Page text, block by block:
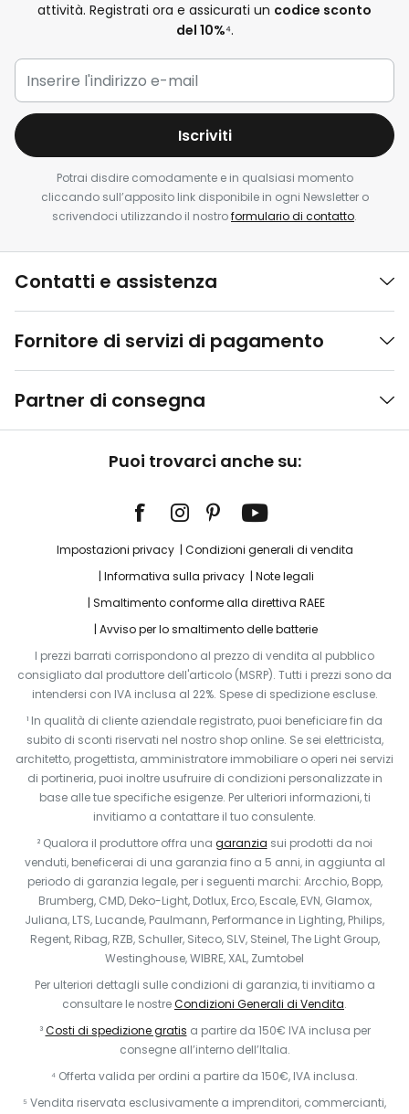
attività. Registrati ora e assicurati un codice sconto
del 10%⁴.
Iscriviti
Potrai disdire comodamente e in qualsiasi momento
cliccando sull’apposito link disponibile in ogni Newsletter o
scrivendoci utilizzando il nostroformulario di contatto.
Contatti e assistenza
Fornitore di servizi di pagamento
Partner di consegna
Puoi trovarci anche su:
Impostazioni privacy
Condizioni generali di vendita
Informativa sulla privacy
Note legali
Smaltimento conforme alla direttiva RAEE
Avviso per lo smaltimento delle batterie
I prezzi barrati corrispondono al prezzo di vendita al pubblico
consigliato dal produttore dell'articolo (MSRP). Tutti i prezzi sono da
intendersi con IVA inclusa al 22%. Spese di spedizione escluse.
¹ In qualità di cliente aziendale registrato, puoi beneficiare fin da
subito di sconti riservati nel nostro shop online. Se sei elettricista,
architetto, progettista, amministratore immobiliare o operi nei servizi
di portineria, puoi inoltre usufruire di condizioni personalizzate in
base alle tue specifiche esigenze. Per ulteriori informazioni, ti
invitiamo a contattare il tuo consulente.
² Qualora il produttore offra una garanzia sui prodotti da noi
venduti, beneficerai di una garanzia fino a 5 anni, in aggiunta al
periodo di garanzia legale, per i seguenti marchi: Arcchio, Bopp,
Brumberg, CMD, Deko-Light, Dotlux, Erco, Escale, EVN, Glamox,
Juliana, LTS, Lucande, Paulmann, Performance in Lighting, Philips,
Regent, Ribag, RZB, Schuller, Siteco, SLV, Steinel, The Light Group,
Westinghouse, WIBRE, XAL, Zumtobel
Per ulteriori dettagli sulle condizioni di garanzia, ti invitiamo a
consultare le nostreCondizioni Generali di Vendita.
³Costi di spedizione gratis a partire da 150€ IVA inclusa per
consegne all’interno dell’Italia.
⁴ Offerta valida per ordini a partire da 150€, IVA inclusa.
⁵ Vendita riservata esclusivamente a imprenditori, commercianti,